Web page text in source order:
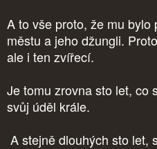
A to vše proto, že mu bylo
městu a jeho džungli.
ale i ten zvířecí.
Je tomu zrovna sto let, co
svůj úděl krále.
A stejně dlouhých sto let,